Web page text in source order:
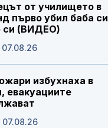
от училището в
първо убил баба си
си (ВИДЕО)
07.08.26
избухнаха в
евакуациите
07.08.26